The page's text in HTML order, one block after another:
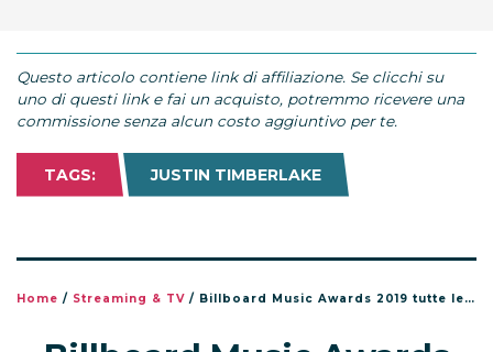
Questo articolo contiene link di affiliazione. Se clicchi su
uno di questi link e fai un acquisto, potremmo ricevere una
commissione senza alcun costo aggiuntivo per te.
TAGS: JUSTIN TIMBERLAKE
Home / Streaming & TV / Billboard Music Awards 2019 tutte le nomination e i performer